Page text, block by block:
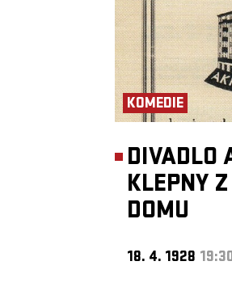
KOMEDIE
DIVADLO
KLEPNY
DOMU
18. 4. 1928